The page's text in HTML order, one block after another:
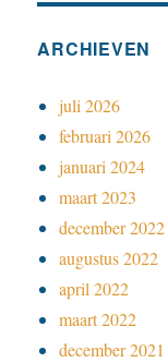
ARCHIEVEN
juli 2026
februari 2026
januari 2024
maart 2023
december 2022
augustus 2022
april 2022
maart 2022
december 2021